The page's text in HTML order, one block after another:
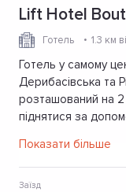
Lift Hotel
Готель 1.3 км
Готель у самому
Дерибасівська та
розташований на 2
піднятися за
Показати більше
Заїзд